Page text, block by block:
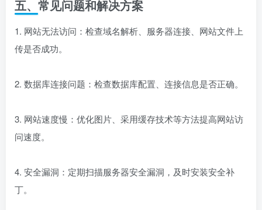
五、常见问题和解决方案
1. 网站无法访问：检查域名解析、服务器连接、网站文件上
传是否成功。
2. 数据库连接问题：检查数据库配置、连接信息是否正确。
3. 网站速度慢：优化图片、采用缓存技术等方法提高网站访
问速度。
4. 安全漏洞：定期扫描服务器安全漏洞，及时安装安全补
丁。